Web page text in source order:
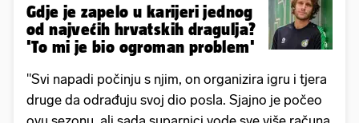
Gdje je zapelo u karijeri jednog
od najvećih hrvatskih dragulja?
'To mi je bio ogroman problem'
"Svi napadi počinju s njim, on organizira igru i tjera
druge da odrađuju svoj dio posla. Sjajno je počeo